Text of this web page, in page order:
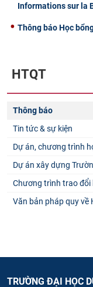
Informations sur la
Thông báo Học
HTQT
Thông báo
Tin tức & sự kiện
Dự án, chương trình
Dự án xây dựng
Chương trình trao đổi
Văn bản pháp quy về
TRƯỜNG ĐẠI HỌC